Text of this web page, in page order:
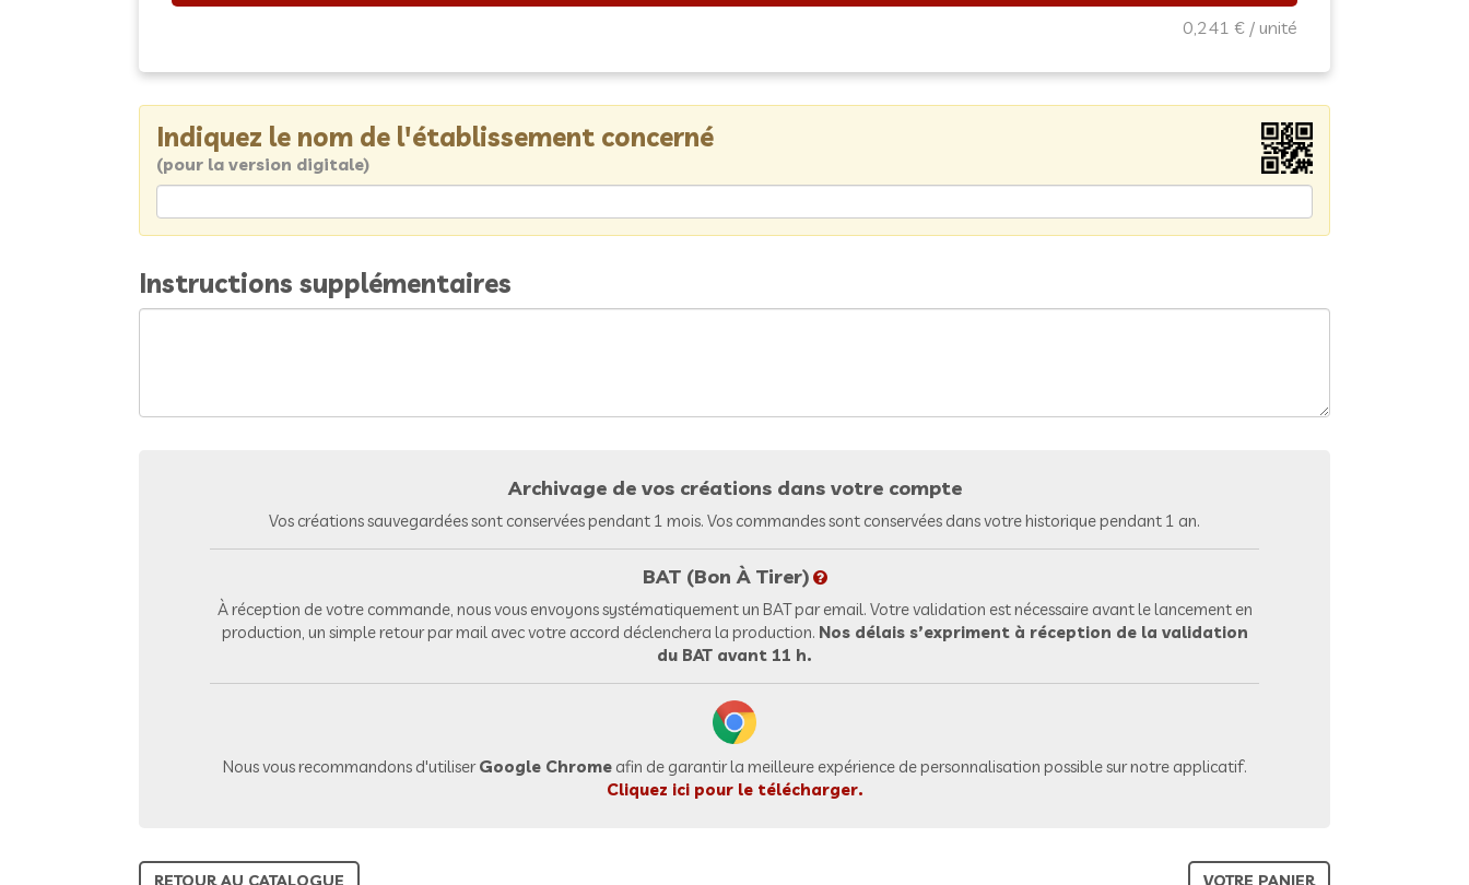
0,241 €
Indiquez le nom de l'établissement concerné
(pour la version digitale)
Instructions supplémentaires
Archivage de vos créations dans votre compte
Vos créations sauvegardées sont conservées pendant 1 mois. Vos commandes sont conservées dans votre historique pendant 1 an.
BAT (Bon À Tirer)
À réception de votre commande, nous vous envoyons systématiquement un BAT par email. Votre validation est nécessaire avant le lancement en
production, un simple retour par mail avec votre accord déclenchera la production. Nos délais s’expriment à réception de la validation
du BAT avant 11 h.
Nous vous recommandons d'utiliserGoogle Chromeafin de garantir la meilleure expérience de personnalisation possible sur notre applicatif.
Cliquez ici pour le télécharger.
RETOUR AU CATALOGUE VOTRE PANIER